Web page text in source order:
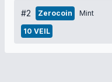
#2 Zerocoin Mint
10 VEIL